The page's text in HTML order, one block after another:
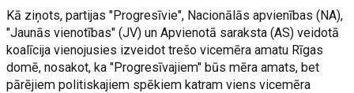
Kā ziņots, partijas "Progresīvie", Nacionālās apvienības (NA),
"Jaunās vienotības" (JV) un Apvienotā saraksta (AS) veidotā
koalīcija vienojusies izveidot trešo vicemēra amatu Rīgas
domē, nosakot, ka "Progresīvajiem" būs mēra amats, bet
pārējiem politiskajiem spēkiem katram viens vicemēra